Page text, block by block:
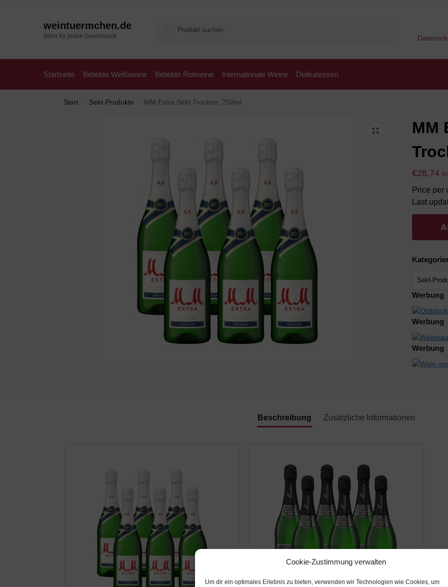
Cookie-Zustimmung verwalten
Um dir ein optimales Erlebnis zu bieten, verwenden wir Technologien wie Cookies, um
weintuermchen.de
Wein für jeden Geschmack
Startseite Beliebte Weißweine Beliebte Rotweine Internationale Weine Delikatessen
Start Sekt-Produkte MM Extra Sekt Trocken, 750ml
MM
€28,74
Price per
Last
Werbung
Werbung
Werbung
Beschreibung Zusätzliche Informationen